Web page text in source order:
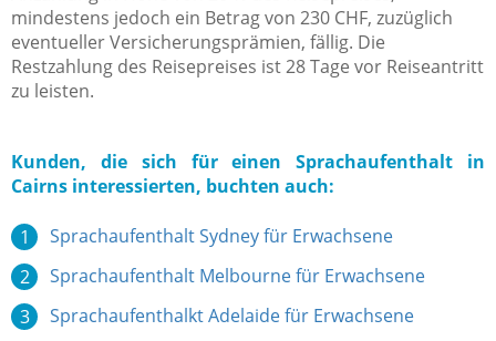
mindestens jedoch ein Betrag von 230 CHF, zuzüglich
eventueller Versicherungsprämien, fällig. Die
Restzahlung des Reisepreises ist 28 Tage vor Reiseantritt
zu leisten.
Kunden, die sich für einen Sprachaufenthalt in
Cairns interessierten, buchten auch:
Sprachaufenthalt Sydney für Erwachsene
Sprachaufenthalt Melbourne für Erwachsene
Sprachaufenthalkt Adelaide für Erwachsene